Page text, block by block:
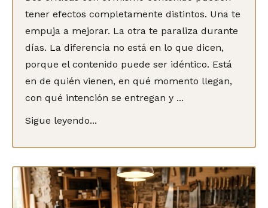
tener efectos completamente distintos. Una te
empuja a mejorar. La otra te paraliza durante
días. La diferencia no está en lo que dicen,
porque el contenido puede ser idéntico. Está
en de quién vienen, en qué momento llegan,
con qué intención se entregan y ...
Sigue leyendo...